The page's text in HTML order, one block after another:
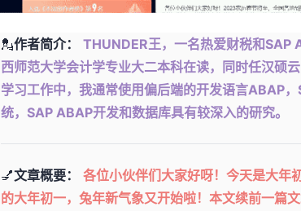
💂作者简介：
THUNDER王，一名热爱财税和SAP
西师范大学会计学专业大二本科在读，同时任汉硕
学习工作中，我通常使用偏后端的开发语言ABAP
统，SAP ABAP开发和数据库具有较深入的研究。
💅文章概要：
各位小伙伴们大家好呀！今天是大年
的大年初一，兔年新气象又开始啦！本文续前一篇